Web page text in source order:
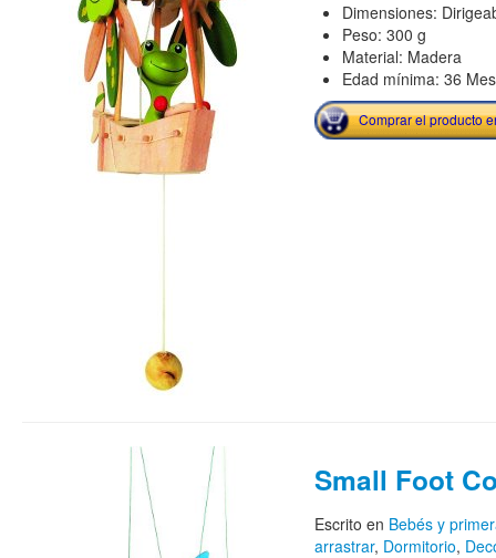
Dimensiones:
Peso: 300 g
Material: Madera
Edad mínima: 36
Comprar el producto
Small Foot
Escrito en Bebés y
arrastrar, Dormitorio,